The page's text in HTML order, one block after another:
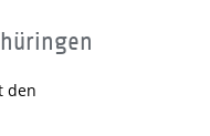
den